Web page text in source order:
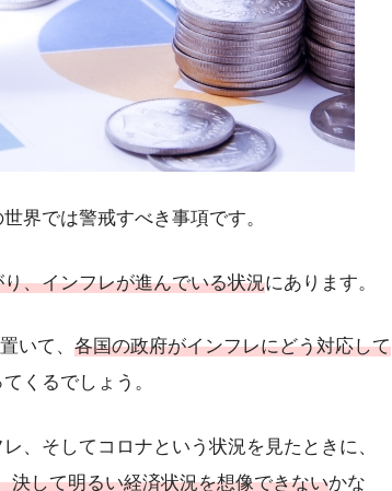
界では警戒すべき事項です。
、インフレが進んでいる状況にあります。
いて、 各国の政府がインフレにどう対応して
くるでしょう。
、そしてコロナという状況を見たときに、
決して明るい経済状況を想像できないかな